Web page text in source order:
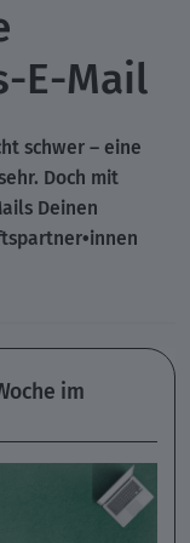
E-Mail
schwer – eine
Doch mit
Deinen
im